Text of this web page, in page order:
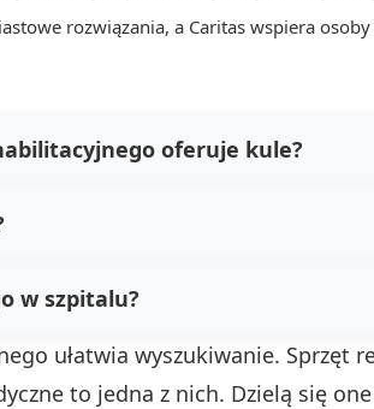
rozwiązania, a Caritas wspiera
oferuje kule?
w szpitalu?
ułatwia wyszukiwanie. Sprzęt
to jedna z nich. Dzielą się